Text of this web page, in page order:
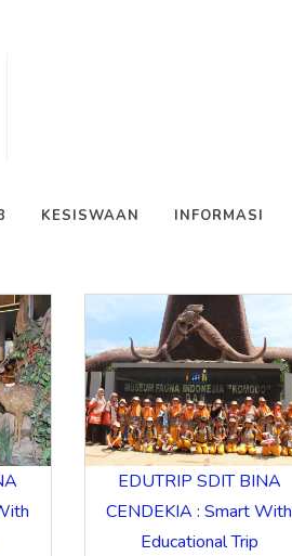
Sukses Dil...
KESISWAAN INFORMASI
EDUTRIP SDIT BINA
CENDEKIA : Smart With
Educational Trip